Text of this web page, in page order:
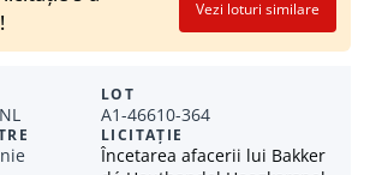
Vezi loturi similare
LOT
A1-46610-364
LICITAȚIE
Încetarea afacerii lui Bakker